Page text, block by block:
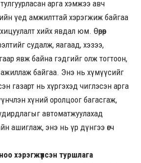
тулгуурласан арга хэмжээ авч
үед амжилттай хэрэгжиж байгаа
хийх явдал юм. Өөрөөр
судалж, яагаад, хэзээ,
явж байна гэдгийг олж тогтоон,
ажиллаж байгаа. Энэ нь хүмүүсийг
газарт нь хүргэхэд чиглэсэн арга
хүний оролцоог багасгаж,
удирдлагыг автоматжуулахад
ашиглаж, энэ нь үр дүнгээ өгч
хэрэгжүүлсэн туршлага